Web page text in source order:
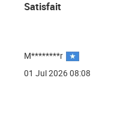
Satisfait
M********r
01 Jul 2026 08:08